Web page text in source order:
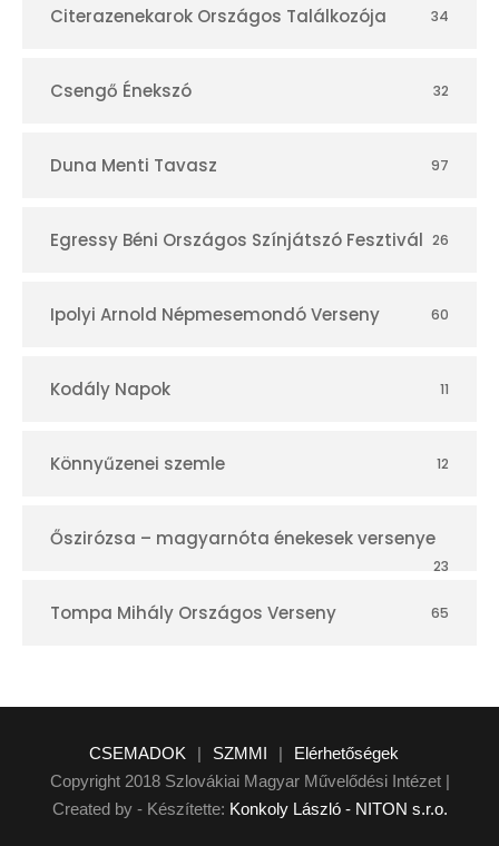
r
Citerazenekarok Országos Találkozója 34
Csengő Énekszó 32
Duna Menti Tavasz 97
Egressy Béni Országos Színjátszó Fesztivál 26
Ipolyi Arnold Népmesemondó Verseny 60
Kodály Napok 11
Könnyűzenei szemle 12
Őszirózsa – magyarnóta énekesek versenye
23
Tompa Mihály Országos Verseny 65
CSEMADOK | SZMMI |
Elérhetőségek
Copyright 2018 Szlovákiai Magyar Művelődési Intézet |
Created by - Készítette: Konkoly László - NITON s.r.o.